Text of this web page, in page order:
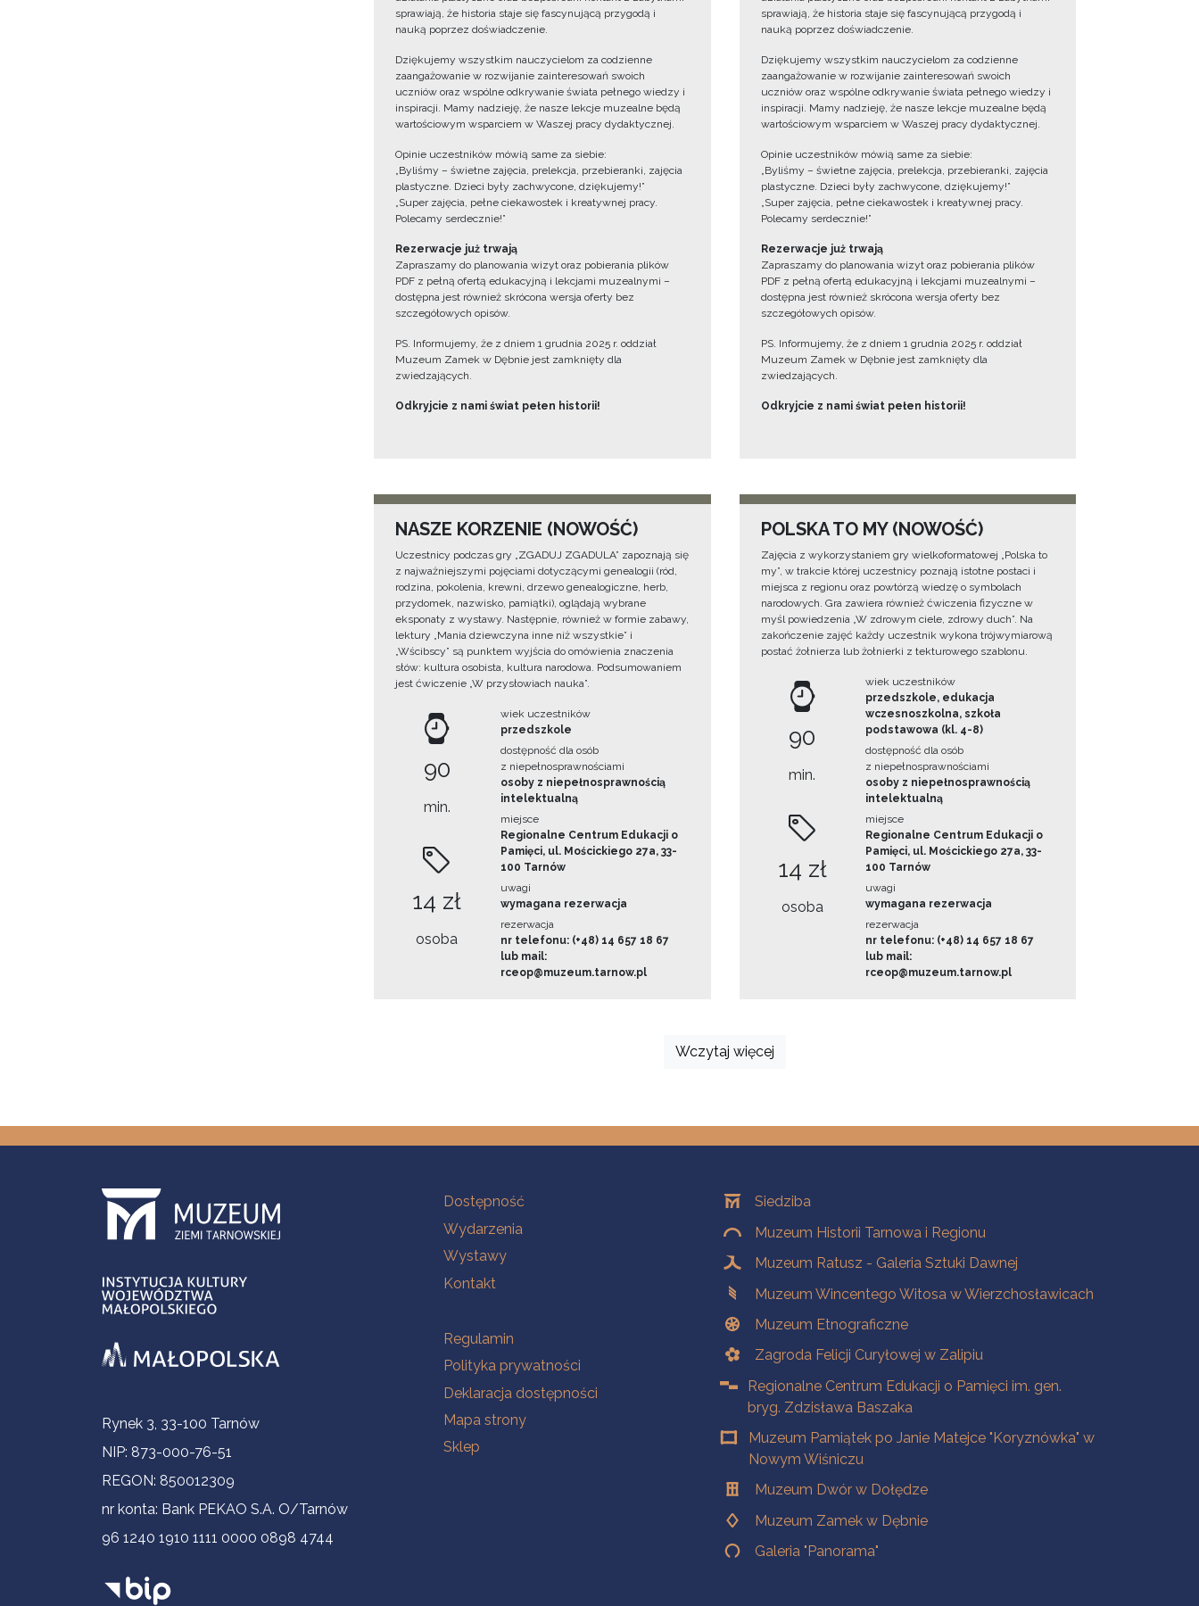
sprawiają, że historia staje się fascynującą przygodą i
nauką poprzez doświadczenie.
Dziękujemy wszystkim nauczycielom za codzienne
zaangażowanie w rozwijanie zainteresowań swoich
uczniów oraz wspólne odkrywanie świata pełnego wiedzy i
inspiracji. Mamy nadzieję, że nasze lekcje muzealne będą
wartościowym wsparciem w Waszej pracy dydaktycznej.
Opinie uczestników mówią same za siebie:
„Byliśmy – świetne zajęcia, prelekcja, przebieranki, zajęcia
plastyczne. Dzieci były zachwycone, dziękujemy!”
„Super zajęcia, pełne ciekawostek i kreatywnej pracy.
Polecamy serdecznie!”
Rezerwacje już trwają
Zapraszamy do planowania wizyt oraz pobierania plików
PDF z pełną ofertą edukacyjną i lekcjami muzealnymi –
dostępna jest również skrócona wersja oferty bez
szczegółowych opisów.
PS. Informujemy, że z dniem 1 grudnia 2025 r. oddział
Muzeum Zamek w Dębnie jest zamknięty dla
zwiedzających.
Odkryjcie z nami świat pełen historii!
sprawiają, że historia staje się fascynującą przygodą i
nauką poprzez doświadczenie.
Dziękujemy wszystkim nauczycielom za codzienne
zaangażowanie w rozwijanie zainteresowań swoich
uczniów oraz wspólne odkrywanie świata pełnego wiedzy i
inspiracji. Mamy nadzieję, że nasze lekcje muzealne będą
wartościowym wsparciem w Waszej pracy dydaktycznej.
Opinie uczestników mówią same za siebie:
„Byliśmy – świetne zajęcia, prelekcja, przebieranki, zajęcia
plastyczne. Dzieci były zachwycone, dziękujemy!”
„Super zajęcia, pełne ciekawostek i kreatywnej pracy.
Polecamy serdecznie!”
Rezerwacje już trwają
Zapraszamy do planowania wizyt oraz pobierania plików
PDF z pełną ofertą edukacyjną i lekcjami muzealnymi –
dostępna jest również skrócona wersja oferty bez
szczegółowych opisów.
PS. Informujemy, że z dniem 1 grudnia 2025 r. oddział
Muzeum Zamek w Dębnie jest zamknięty dla
zwiedzających.
Odkryjcie z nami świat pełen historii!
NASZE KORZENIE (NOWOŚĆ)
Uczestnicy podczas gry „ZGADUJ ZGADULA” zapoznają się
z najważniejszymi pojęciami dotyczącymi genealogii (ród,
rodzina, pokolenia, krewni, drzewo genealogiczne, herb,
przydomek, nazwisko, pamiątki), oglądają wybrane
eksponaty z wystawy. Następnie, również w formie zabawy,
lektury „Mania dziewczyna inne niż wszystkie” i
„Wścibscy” są punktem wyjścia do omówienia znaczenia
słów: kultura osobista, kultura narodowa. Podsumowaniem
jest ćwiczenie „W przysłowiach nauka”.
90
min.
14 zł
osoba
wiek uczestników
przedszkole
dostępność dla osób
z niepełnosprawnościami
osoby z niepełnosprawnością
intelektualną
miejsce
Regionalne Centrum Edukacji o
Pamięci, ul. Mościckiego 27a, 33-
100 Tarnów
uwagi
wymagana rezerwacja
rezerwacja
nr telefonu: (+48) 14 657 18 67
lub mail:
rceop@muzeum.tarnow.pl
POLSKA TO MY (NOWOŚĆ)
Zajęcia z wykorzystaniem gry wielkoformatowej „Polska to
my”, w trakcie której uczestnicy poznają istotne postaci i
miejsca z regionu oraz powtórzą wiedzę o symbolach
narodowych. Gra zawiera również ćwiczenia fizyczne w
myśl powiedzenia „W zdrowym ciele, zdrowy duch”. Na
zakończenie zajęć każdy uczestnik wykona trójwymiarową
postać żołnierza lub żołnierki z tekturowego szablonu.
90
min.
14 zł
osoba
wiek uczestników
przedszkole, edukacja
wczesnoszkolna, szkoła
podstawowa (kl. 4-8)
dostępność dla osób
z niepełnosprawnościami
osoby z niepełnosprawnością
intelektualną
miejsce
Regionalne Centrum Edukacji o
Pamięci, ul. Mościckiego 27a, 33-
100 Tarnów
uwagi
wymagana rezerwacja
rezerwacja
nr telefonu: (+48) 14 657 18 67
lub mail:
rceop@muzeum.tarnow.pl
Wczytaj więcej
Informacje kontaktowe
Rynek 3, 33-100 Tarnów
NIP: 873-000-76-51
REGON: 850012309
nr konta: Bank PEKAO S.A. O/Tarnów
96 1240 1910 1111 0000 0898 4744
Na skróty
Dostępność
Wydarzenia
Wystawy
Kontakt
Na skróty
Regulamin
Polityka prywatności
Deklaracja dostępności
Mapa strony
Sklep
OddziałySiedziba
Muzeum Historii Tarnowa i Regionu
Muzeum Ratusz - Galeria Sztuki Dawnej
Muzeum Wincentego Witosa w Wierzchosławicach
Muzeum Etnograficzne
Zagroda Felicji Curyłowej w Zalipiu
Regionalne Centrum Edukacji o Pamięci im. gen.
bryg. Zdzisława Baszaka
Muzeum Pamiątek po Janie Matejce "Koryznówka" w
Nowym Wiśniczu
Muzeum Dwór w Dołędze
Muzeum Zamek w Dębnie
Galeria "Panorama"